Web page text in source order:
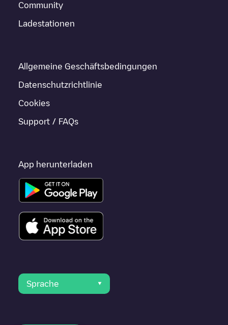
Community
Ladestationen
Allgemeine Geschäftsbedingungen
Datenschutzrichtlinie
Cookies
Support / FAQs
App herunterladen
Sprache